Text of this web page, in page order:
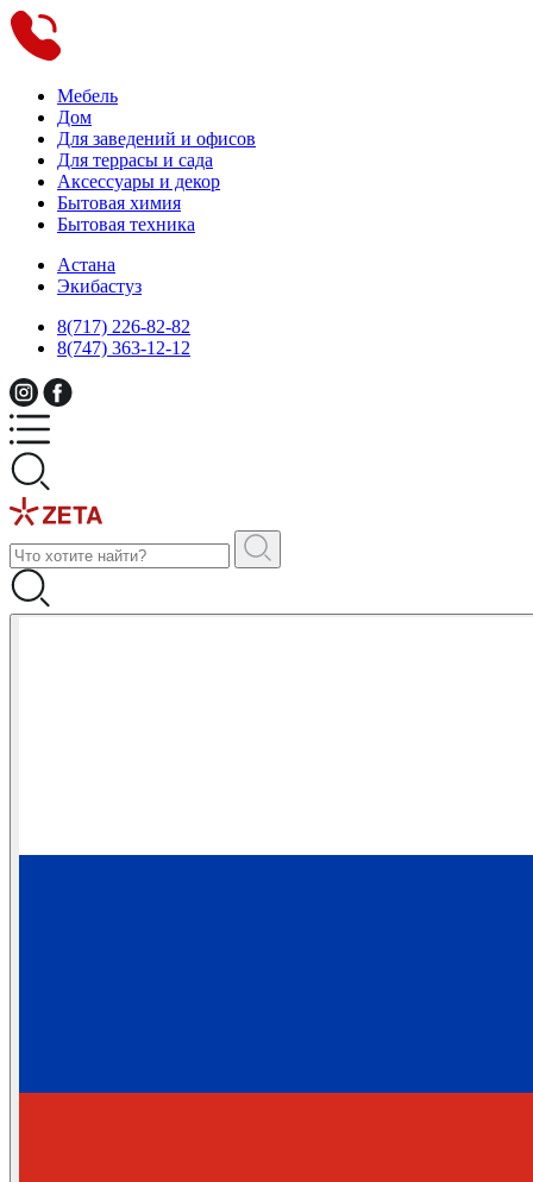
Мебель
Дом
Для заведений и офисов
Для террасы и сада
Аксессуары и декор
Бытовая химия
Бытовая техника
Астана
Экибастуз
8(717) 226-82-82
8(747) 363-12-12